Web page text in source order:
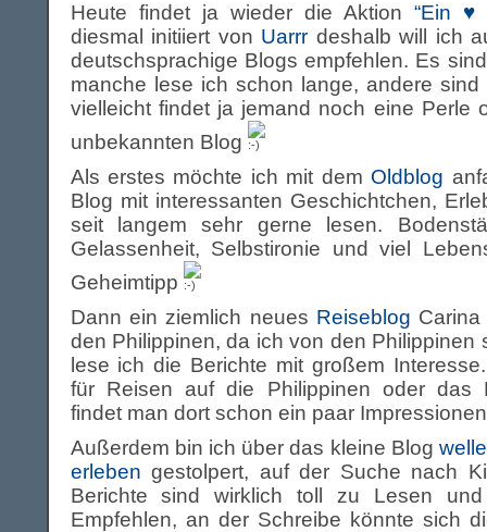
Heute findet ja wieder die Aktion“Ein ♥
diesmal initiiert von Uarrr deshalb will ich
deutschsprachige Blogs empfehlen. Es
manche lese ich schon lange, andere
vielleicht findet ja jemand noch eine Perle
unbekannten Blog
Als erstes möchte ich mit dem Oldblog
Blog mit interessanten Geschichtchen,
seit langem sehr gerne lesen.
Gelassenheit, Selbstironie und viel
Geheimtipp
Dann ein ziemlich neues Reiseblog
den Philippinen, da ich von den Philippinen
lese ich die Berichte mit großem
für Reisen auf die Philippinen oder das
findet man dort schon ein paar
Außerdem bin ich über das kleine Blog
erleben gestolpert, auf der Suche nach
Berichte sind wirklich toll zu Lesen
Empfehlen, an der Schreibe könnte sich